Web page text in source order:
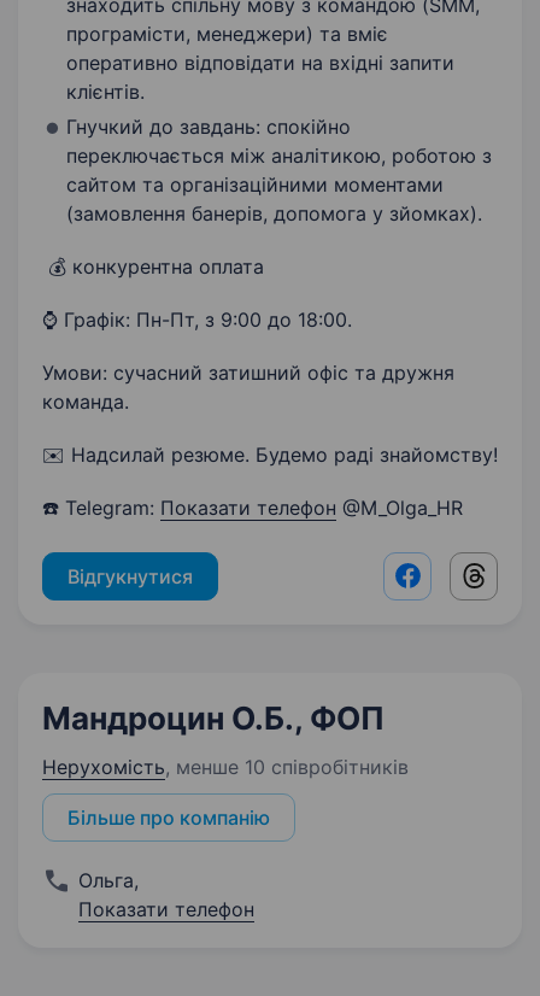
знаходить спільну мову з командою (SMM,
програмісти, менеджери) та вміє
оперативно відповідати на вхідні запити
клієнтів.
​Гнучкий до завдань: спокійно
переключається між аналітикою, роботою з
сайтом та організаційними моментами
(замовлення банерів, допомога у зйомках).
​ 💰 конкурентна оплата
⌚ ​Графік: Пн-Пт, з 9:00 до 18:00.
​Умови: сучасний затишний офіс та дружня
команда.
✉️ ​Надсилай резюме. Будемо раді знайомству!
☎️ Telegram: Показати телефон @M_Olga_HR
Відгукнутися Facebook
Мандроцин О.Б., ФОП
Нерухомість, менше 10 співробітників
Більше про компанію
Ольга,
Показати телефон